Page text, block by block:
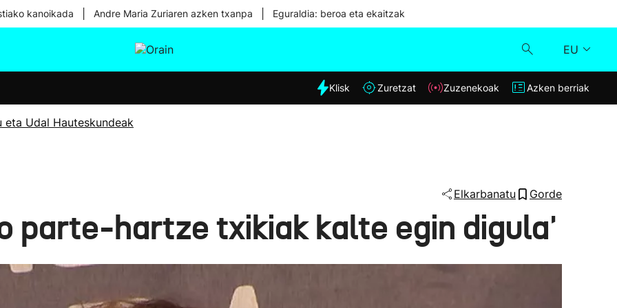
kanoikada Andre Maria Zuriaren azken txanpa Eguraldia: beroa eta ekaitzak
EU
Eguraldia
Klisk
Azken berriak
Klisk Zuretzat Zuzenekoak Azken berriak
eta Udal Hauteskundeak
Elkarbanatu Gorde
parte-hartze txikiak kalte egin digula'